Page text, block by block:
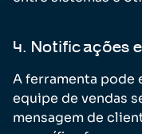
4. Notificações
A ferramenta pode
equipe de vendas
mensagem de